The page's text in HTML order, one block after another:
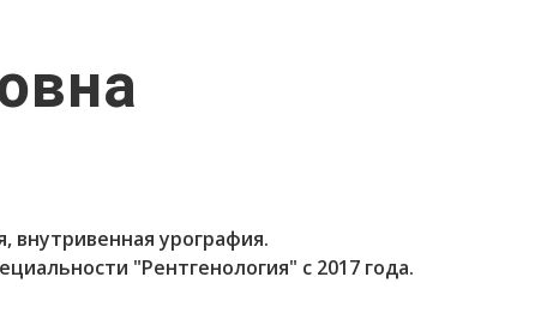
внутривенная урография.
"Рентгенология" с 2017 года.